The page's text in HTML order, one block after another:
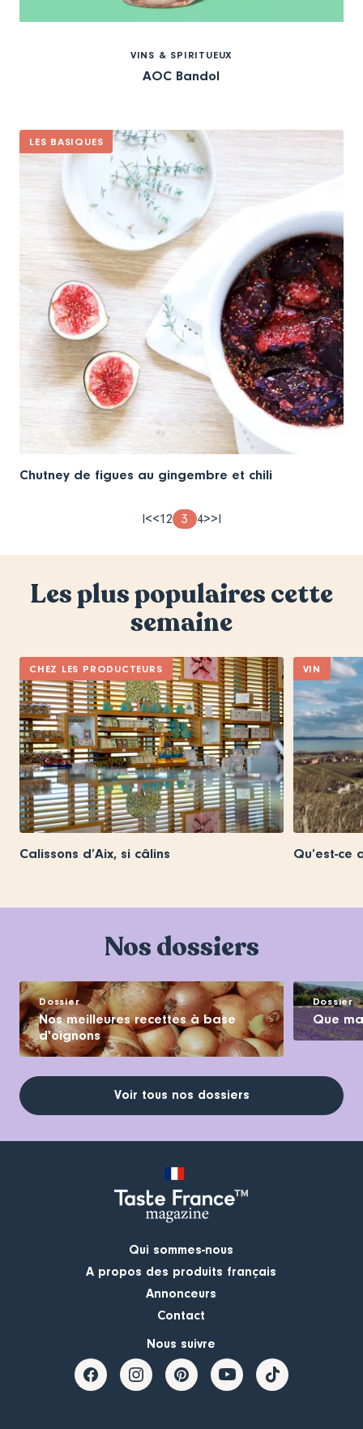
VINS & SPIRITUEUX
AOC Bandol
LES BASIQUES
Chutney de figues au gingembre et chili
Première
I<Page
<Page
1Page
2
Page
3
Page
4Page
>Dernière
>I
Les plus populaires cette
semaine
CHEZ LES PRODUCTEURS
Calissons d’Aix, si câlins
VIN
Qu’est-ce
Nos dossiers
Dossier
Nos meilleures recettes à base
d'oignons
Dossier
Que
Voir tous nos dossiers
Qui sommes-nous
A propos des produits français
Annonceurs
Contact
Nous suivre